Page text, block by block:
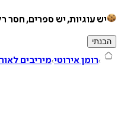
יש עוגיות, יש ספרים, חסר
הבנתי
רומן אירוטי מיריבים